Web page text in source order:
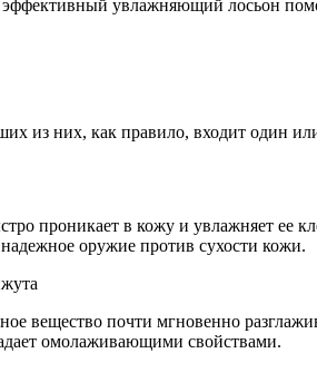
увлажняющий лосьон
из них, как правило, входит один
проникает в кожу и увлажняет ее
надежное оружие против сухости кожи.
вещество почти мгновенно
омолаживающими свойствами.